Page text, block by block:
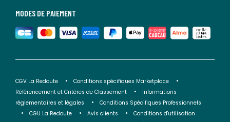
MODES DE PAIEMENT
CGV La Redoute
Conditions spécifiques Marketplace
Référencement et Critères de Classement
Informations
réglementaires et légales
Conditions Spécifiques Professionnels
CGU La Redoute
Avis clients
Conditions d'utilisation